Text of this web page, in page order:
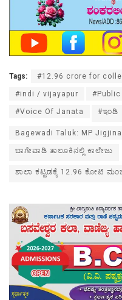
Tags: #12.96 crore for
#indi / vijayapur #Public
#Voice Of Janata #ಇಂಡಿ
Bagewadi Taluk: MP
ಬಾಗೇವಾಡಿ ತಾಲೂಕಿನಲ್ಲಿ ಕಾಲೇಜು
ಶಾಲಾ ಕಟ್ಟಡಕ್ಕೆ 12.96 ಕೋಟಿ